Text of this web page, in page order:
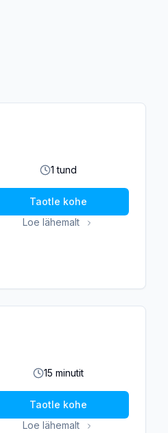
1 tund
Taotle kohe
Loe lähemalt
15 minutit
Taotle kohe
Loe lähemalt